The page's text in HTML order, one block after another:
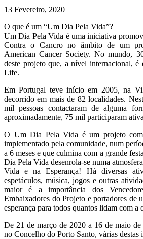
13 Fevereiro, 2020
O que é um “Um Dia Pela Vida”?
Um Dia Pela Vida é uma iniciativa
Contra o Cancro no âmbito de um
American Cancer Society. No mundo,
deste projeto que, a nível internacional, é
Life.
Em Portugal teve início em 2005, na
decorrido em mais de 82 localidades.
mil pessoas contactaram de alguma
aproximadamente, 75 mil participaram
O Um Dia Pela Vida é um projeto
implementado pela comunidade, num
a 6 meses e que culmina com a grande
Dia Pela Vida desenrola-se numa
Vida e na Esperança! Há diversas
espetáculos, música, jogos e outras
maior é a importância dos
Embaixadores do Projeto e portadores de
esperança para todos quantos lidam com a
De 21 de março de 2020 a 16 de maio de
no Concelho do Porto Santo, várias destas